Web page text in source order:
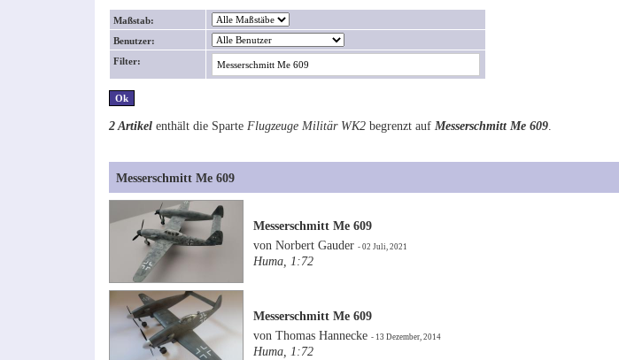
Maßstab:
Benutzer:
Filter:
2 Artikelenthält die Sparte Flugzeuge Militär WK2begrenzt auf Messerschmitt Me 609.
Messerschmitt Me 609
Messerschmitt Me 609
von Norbert Gauder - 02 Juli, 2021
Huma, 1:72
Messerschmitt Me 609
von Thomas Hannecke - 13 Dezember, 2014
Huma, 1:72